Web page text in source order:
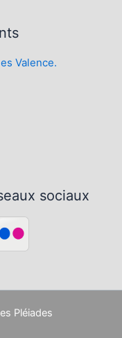
Valence.
sociaux
Pléiades